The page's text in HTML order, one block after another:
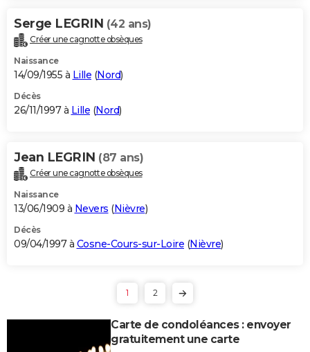
Serge LEGRIN (42 ans)
Créer une cagnotte obsèques
Naissance
14/09/1955 à Lille (Nord)
Décès
26/11/1997 à Lille (Nord)
Jean LEGRIN (87 ans)
Créer une cagnotte obsèques
Naissance
13/06/1909 à Nevers (Nièvre)
Décès
09/04/1997 à Cosne-Cours-sur-Loire (Nièvre)
1 2
Carte de condoléances : envoyer
gratuitement une carte